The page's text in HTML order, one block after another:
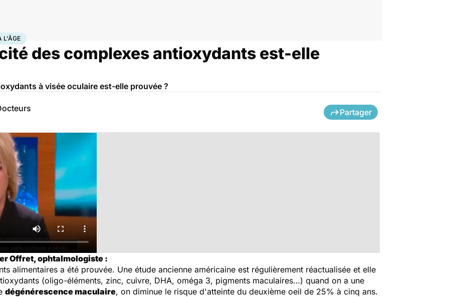
à l'âge
L'ÂGE
des complexes antioxydants est-elle
à visée oculaire est-elle prouvée ?
Partager
Offret, ophtalmologiste :
alimentaires a été prouvée. Une étude ancienne américaine est régulièrement réactualisée et elle
(oligo-éléments, zinc, cuivre, DHA, oméga 3, pigments maculaires…) quand on a une
dégénérescence maculaire, on diminue le risque d'atteinte du deuxième oeil de 25% à cinq ans.